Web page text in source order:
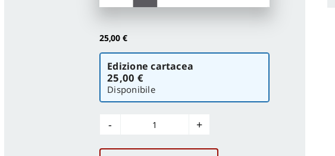
25,00 €
Scegli
versione
Edizione cartacea
25,00 €
Disponibile
Antiche
ferite